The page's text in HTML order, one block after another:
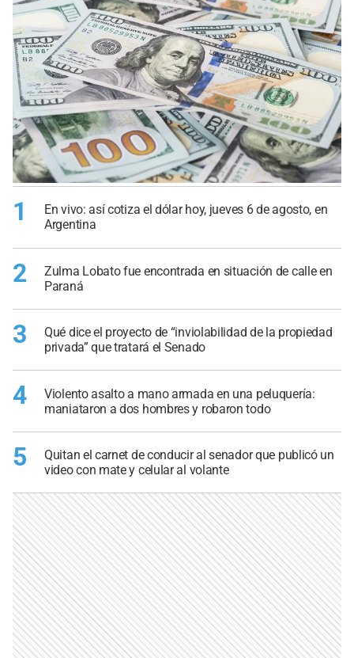
1
En vivo: así cotiza el dólar hoy, jueves 6 de agosto, en
Argentina
2
Zulma Lobato fue encontrada en situación de calle en
Paraná
3
Qué dice el proyecto de “inviolabilidad de la propiedad
privada” que tratará el Senado
4
Violento asalto a mano armada en una peluquería:
maniataron a dos hombres y robaron todo
5
Quitan el carnet de conducir al senador que publicó un
video con mate y celular al volante